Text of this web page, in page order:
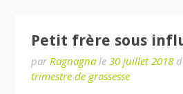
Petit frère sous
par Ragnagna le 30 juillet 2018
trimestre de grossesse